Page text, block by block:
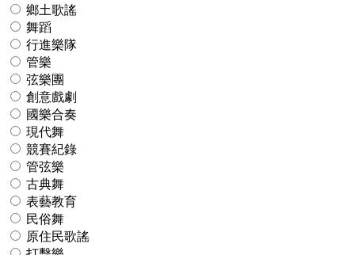
鄉土歌謠
舞蹈
行進樂隊
管樂
弦樂團
創意戲劇
國樂合奏
現代舞
競賽紀錄
管弦樂
古典舞
表藝教育
民俗舞
原住民歌謠